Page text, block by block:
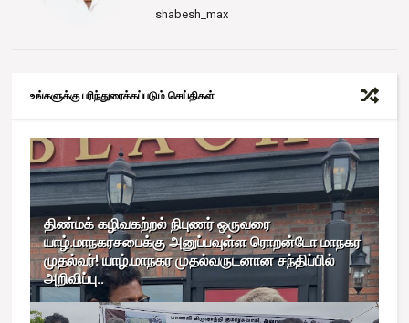
shabesh_max
உங்களுக்கு பரிந்துரைக்கப்படும் செய்திகள்
திண்மக் கழிவகற்றல் நிபுணர் ஒருவரை
யாழ்.மாநகரசபைக்கு அனுப்பவுள்ள ரொறன்டோ மாநகர
முதல்வர்! யாழ்.மாநகர முதல்வருடனான சந்திப்பில்
அறிவிப்பு..